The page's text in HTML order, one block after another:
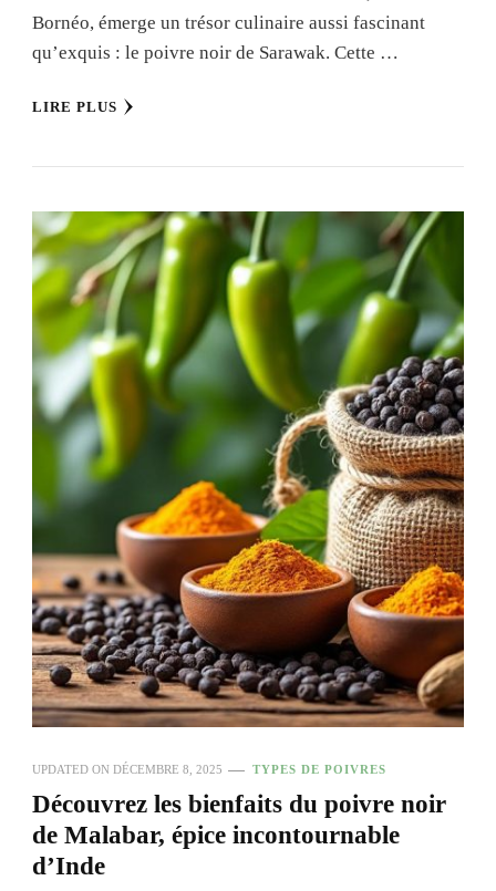
Bornéo, émerge un trésor culinaire aussi fascinant
qu’exquis : le poivre noir de Sarawak. Cette …
LIRE PLUS
UPDATED ON DÉCEMBRE 8, 2025 TYPES DE POIVRES
Découvrez les bienfaits du poivre noir
de Malabar, épice incontournable
d’Inde